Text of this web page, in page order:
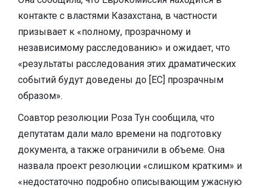
контакте с властями Казахстана, в частности
призывает к «полному, прозрачному и
независимому расследованию» и ожидает, что
«результаты расследования этих драматических
событий будут доведены до [ЕС] прозрачным
образом».
Соавтор резолюции Роза Тун сообщила, что
депутатам дали мало времени на подготовку
документа, а также ограничили в объеме. Она
назвала проект резолюции «слишком кратким» и
«недостаточно подробно описывающим ужасную